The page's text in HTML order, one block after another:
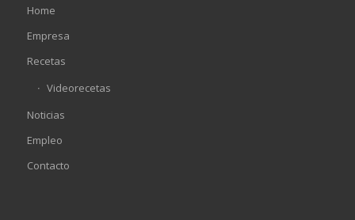
Home
Empresa
Recetas
Videorecetas
Noticias
Empleo
Contacto